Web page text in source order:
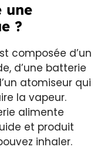
une
?
composée d’un
d’une batterie
atomiseur qui
la vapeur.
alimente
et produit
inhaler.